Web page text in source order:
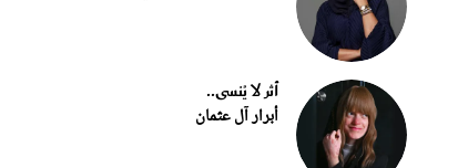
أثر لا يُنسى..
أبرار آل عثمان